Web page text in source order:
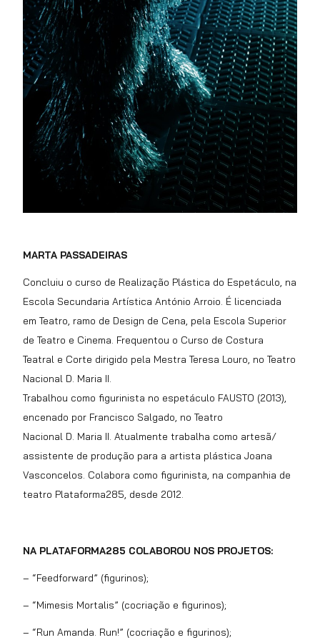
MARTA PASSADEIRAS
Concluiu o curso de Realização Plástica do Espetáculo, na
Escola Secundaria Artística António Arroio. É licenciada
em Teatro, ramo de Design de Cena, pela Escola Superior
de Teatro e Cinema. Frequentou o Curso de Costura
Teatral e Corte dirigido pela Mestra Teresa Louro, no Teatro
Nacional D. Maria II.
Trabalhou como figurinista no espetáculo FAUSTO (2013),
encenado por Francisco Salgado, no Teatro
Nacional D. Maria II. Atualmente trabalha como artesã/
assistente de produção para a artista plástica Joana
Vasconcelos. Colabora como figurinista, na companhia de
teatro Plataforma285, desde 2012.
NA PLATAFORMA285 COLABOROU NOS PROJETOS:
– “Feedforward” (figurinos);
– “Mimesis Mortalis” (cocriação e figurinos);
– “Run Amanda. Run!” (cocriação e figurinos);